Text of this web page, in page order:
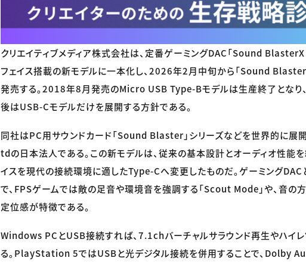
クリエイティブメディア株式会社は、定番ゲーミングDAC「Sound
フェイス搭載の新モデルに一本化し、2026年2月中旬から「Sound
発売する。2018年8月発売のMicro USB Type-Bモデルは生産終了となり
後はUSB-Cモデルだけを展開する方針である。
同社はPC用サウンドカード「Sound Blaster」シリーズなどを世界的に
tdの日本法人である。この新モデルは、従来の基本設計とオーディオ性能を
イスを現代の接続環境に適したType-Cへ変更したものだ。ゲーミング
で、FPSゲームでは敵の足音や環境音を強調する「Scout Mode」や、音の
定位感が特徴である。
Windows PCとUSB接続すれば、7.1chバーチャルサラウンド再生やハイ
る。PlayStation 5ではUSBと光デジタル接続を併用することで、Dolby